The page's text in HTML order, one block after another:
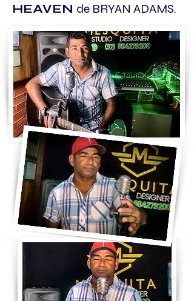
HEAVEN de BRYAN ADAMS.